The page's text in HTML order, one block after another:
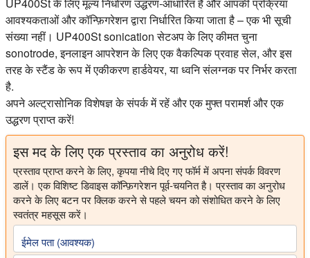
UP400St के लिए मूल्य निर्धारण उद्धरण-आधारित है और आपकी प्रक्रिया
आवश्यकताओं और कॉन्फ़िगरेशन द्वारा निर्धारित किया जाता है – एक भी सूची
संख्या नहीं। UP400St sonication सेटअप के लिए कीमत चुना
sonotrode, इनलाइन आपरेशन के लिए एक वैकल्पिक प्रवाह सेल, और इस
तरह के स्टैंड के रूप में एकीकरण हार्डवेयर, या ध्वनि संलग्नक पर निर्भर करता
है.
अपने अल्ट्रासोनिक विशेषज्ञ के संपर्क में रहें और एक मुफ्त परामर्श और एक
उद्धरण प्राप्त करें!
इस मद के लिए एक प्रस्ताव का अनुरोध करें!
प्रस्ताव प्राप्त करने के लिए, कृपया नीचे दिए गए फॉर्म में अपना संपर्क विवरण
डालें। एक विशिष्ट डिवाइस कॉन्फ़िगरेशन पूर्व-चयनित है। प्रस्ताव का अनुरोध
करने के लिए बटन पर क्लिक करने से पहले चयन को संशोधित करने के लिए
स्वतंत्र महसूस करें।
ईमेल पता (आवश्यक)